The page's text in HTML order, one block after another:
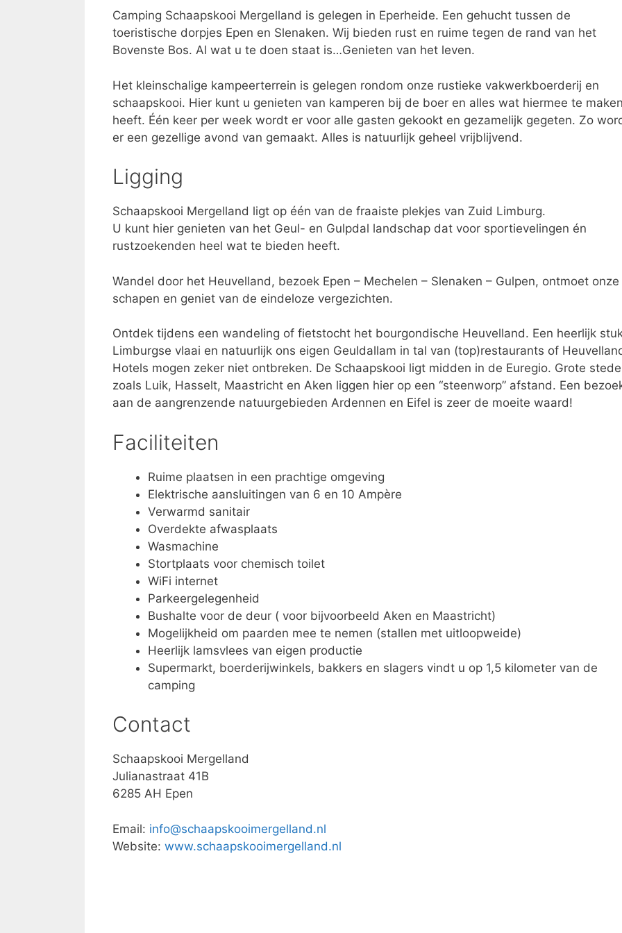
Camping Schaapskooi Mergelland is gelegen in Eperheide. Een gehucht tussen de
toeristische dorpjes Epen en Slenaken. Wij bieden rust en ruime tegen de rand van het
Bovenste Bos. Al wat u te doen staat is…Genieten van het leven.
Het kleinschalige kampeerterrein is gelegen rondom onze rustieke vakwerkboerderij en
schaapskooi. Hier kunt u genieten van kamperen bij de boer en alles wat hiermee te
heeft. Één keer per week wordt er voor alle gasten gekookt en gezamelijk gegeten. Zo
er een gezellige avond van gemaakt. Alles is natuurlijk geheel vrijblijvend.
Ligging
Schaapskooi Mergelland ligt op één van de fraaiste plekjes van Zuid Limburg.
U kunt hier genieten van het Geul- en Gulpdal landschap dat voor sportievelingen én
rustzoekenden heel wat te bieden heeft.
Wandel door het Heuvelland, bezoek Epen – Mechelen – Slenaken – Gulpen, ontmoet onze
schapen en geniet van de eindeloze vergezichten.
Ontdek tijdens een wandeling of fietstocht het bourgondische Heuvelland. Een heerlijk
Limburgse vlaai en natuurlijk ons eigen Geuldallam in tal van (top)restaurants of
Hotels mogen zeker niet ontbreken. De Schaapskooi ligt midden in de Euregio. Grote
zoals Luik, Hasselt, Maastricht en Aken liggen hier op een “steenworp” afstand. Een
aan de aangrenzende natuurgebieden Ardennen en Eifel is zeer de moeite waard!
Faciliteiten
Ruime plaatsen in een prachtige omgeving
Elektrische aansluitingen van 6 en 10 Ampère
Verwarmd sanitair
Overdekte afwasplaats
Wasmachine
Stortplaats voor chemisch toilet
WiFi internet
Parkeergelegenheid
Bushalte voor de deur ( voor bijvoorbeeld Aken en Maastricht)
Mogelijkheid om paarden mee te nemen (stallen met uitloopweide)
Heerlijk lamsvlees van eigen productie
Supermarkt, boerderijwinkels, bakkers en slagers vindt u op 1,5 kilometer van de
camping
Contact
Schaapskooi Mergelland
Julianastraat 41B
6285 AH Epen
Email: info@schaapskooimergelland.nl
Website: www.schaapskooimergelland.nl